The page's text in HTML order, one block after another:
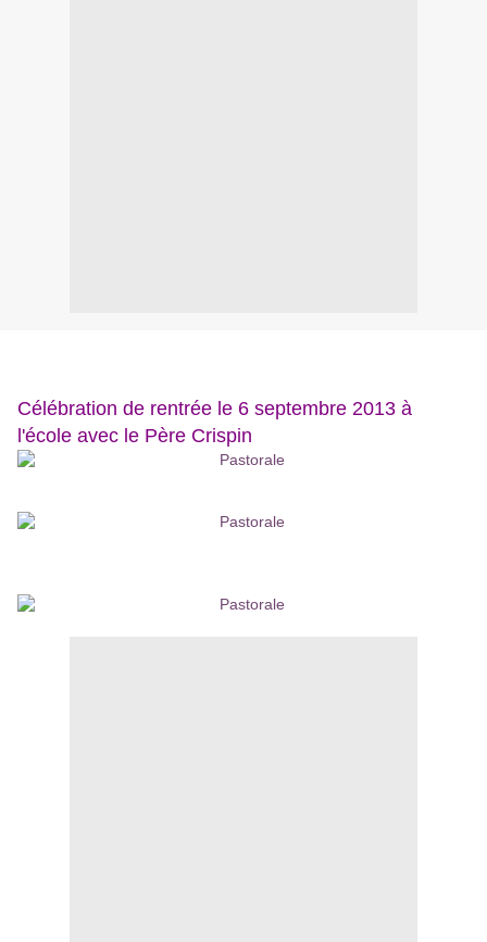
Célébration de rentrée le 6 septembre 2013 à
l'école avec le Père Crispin